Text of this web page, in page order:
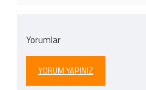
Yorumlar
YORUM YAPINIZ